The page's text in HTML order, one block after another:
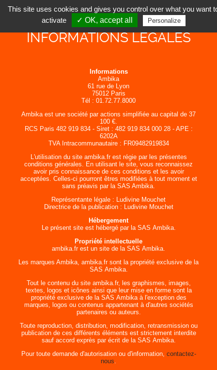
INFORMATIONS LÉGALES
Informations
Ambika
61 rue de Lyon
75012 Paris
Tél : 01.72.77.8000
Ambika est une société par actions simplifiée au capital de 37
100 €.
RCS Paris 482 919 834 - Siret : 482 919 834 000 28 - APE :
6202A
TVA Intracommunautaire : FR09482919834
L'utilisation du site ambika.fr est régie par les présentes
conditions générales. En utilisant le site, vous reconnaissez
avoir pris connaissance de ces conditions et les avoir
acceptées. Celles-ci pourront êtres modifiées à tout moment et
sans préavis par la SAS Ambika.
Représentante légale : Ludivine Mouchet
Directrice de la publication : Ludivine Mouchet
Hébergement
Le présent site est hébergé par la SAS Ambika.
Propriété intellectuelle
ambika.fr est un site de la SAS Ambika.
Les marques Ambika, ambika.fr sont la propriété exclusive de la
SAS Ambika.
Tout le contenu du site ambika.fr, les graphismes, images,
textes, logos et icônes ainsi que leur mise en forme sont la
propriété exclusive de la SAS Ambika à l'exception des
marques, logos ou contenus appartenant à d'autres sociétés
partenaires ou auteurs.
Toute reproduction, distribution, modification, retransmission ou
publication de ces différents éléments est strictement interdite
sauf accord exprès par écrit de la SAS Ambika.
Pour toute demande d'autorisation ou d'information, contactez-
nous
This site uses cookies and gives you control over what you want
activate
✓ OK, accept all Personalize